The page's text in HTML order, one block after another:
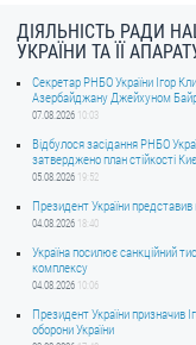
Питання запобігання корупції
Публічні закупівлі
Внутрішній аудит
ДЕРЖАВНИЙ РЕЄСТР САНКЦІЙ
ДІЯЛЬНІСТЬ РАДИ
УКРАЇНИ ТА ЇЇ
Секретар РНБО України Ігор
Азербайджану Джейхуном
07.08.2026 10:03
Відбулося засідання РНБО
затверджено план стійкості
05.08.2026 19:52
Президент України
04.08.2026 18:40
Україна посилює санкційний
комплексу
04.08.2026 10:06
Президент України призначив
оборони України